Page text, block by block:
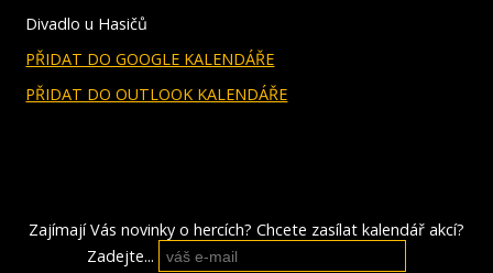
Divadlo u Hasičů
PŘIDAT DO GOOGLE KALENDÁŘE
PŘIDAT DO OUTLOOK KALENDÁŘE
Zajímají Vás novinky o hercích? Chcete zasílat kalendář akcí?
Zadejte...